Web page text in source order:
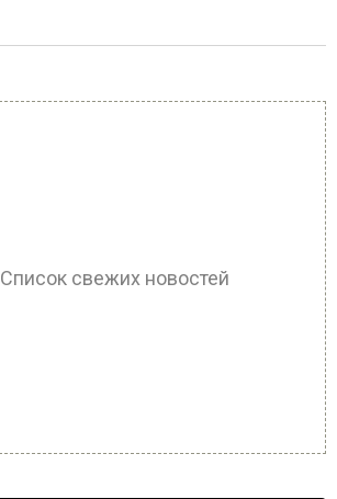
Список свежих новостей